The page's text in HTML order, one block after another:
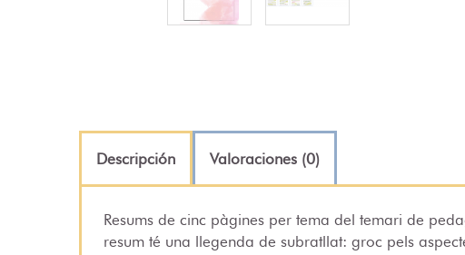
Descripción Valoraciones (0)
Resums de cinc pàgines per tema del temari de
resum té una llegenda de subratllat: groc pels